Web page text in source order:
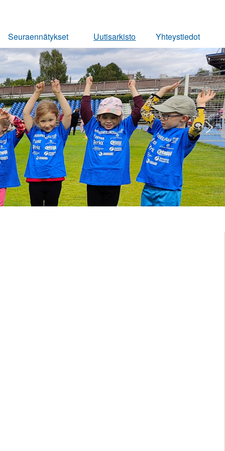
Seuraennätykset
Miehet
Naiset
Pojat
Tytöt
Uutisarkisto
Yhteystiedot
Ota yhteyttä